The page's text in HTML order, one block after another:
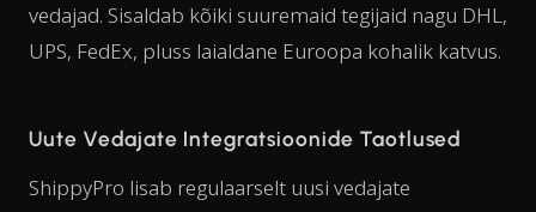
vedajad. Sisaldab kõiki suuremaid tegijaid nagu DHL,
UPS, FedEx, pluss laialdane Euroopa kohalik katvus.
Uute Vedajate Integratsioonide Taotlused
ShippyPro lisab regulaarselt uusi vedajate